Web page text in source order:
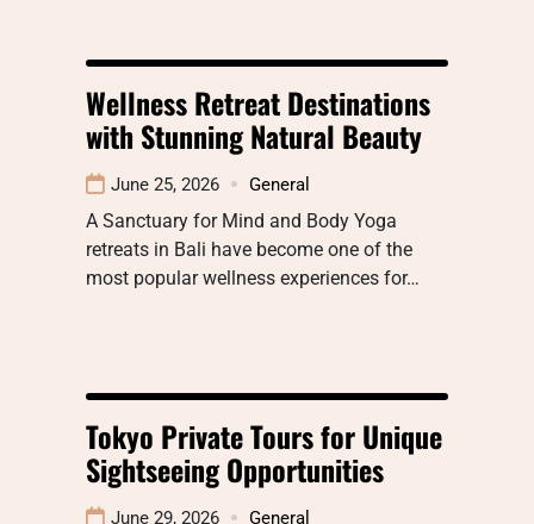
Wellness Retreat Destinations
with Stunning Natural Beauty
June 25, 2026 General
A Sanctuary for Mind and Body Yoga
retreats in Bali have become one of the
most popular wellness experiences for…
Tokyo Private Tours for Unique
Sightseeing Opportunities
June 29, 2026 General